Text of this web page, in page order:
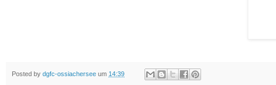
Posted by dgfc-ossiachersee um 14:39